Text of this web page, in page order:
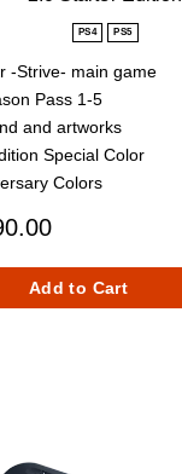
PS4 PS5
-Strive- main game
Pass 1-5
and artworks
Special Color
Colors
Add to Cart